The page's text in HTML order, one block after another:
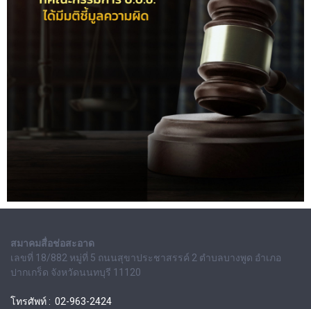
สมาคมสื่อช่อสะอาด
เลขที่ 18/882 หมู่ที่ 5 ถนนสุขาประชาสรรค์ 2 ตำบลบางพูด อำเภอ
ปากเกร็ด จังหวัดนนทบุรี 11120
โทรศัพท์ : 02-963-2424